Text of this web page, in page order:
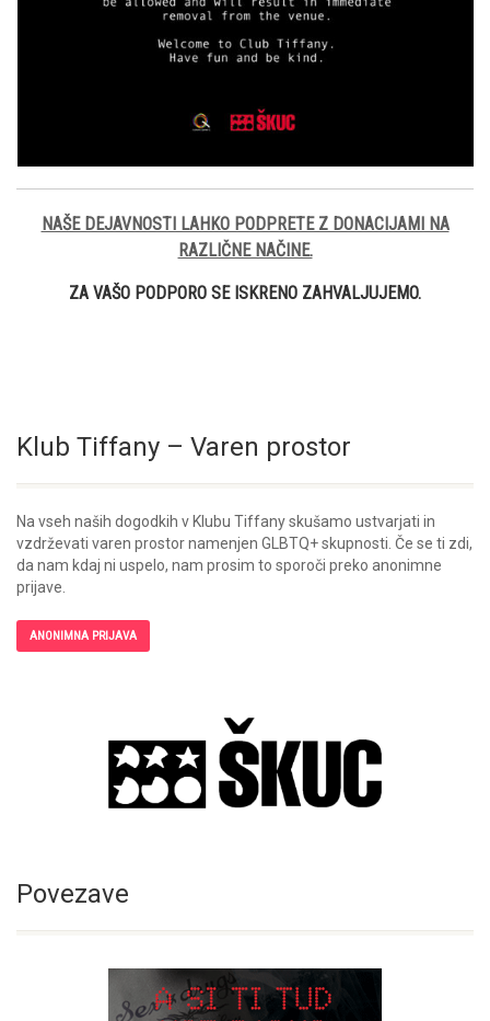
NAŠE DEJAVNOSTI LAHKO PODPRETE Z DONACIJAMI NA
RAZLIČNE NAČINE.
ZA VAŠO PODPORO SE ISKRENO ZAHVALJUJEMO.
Klub Tiffany – Varen prostor
Na vseh naših dogodkih v Klubu Tiffany skušamo ustvarjati in
vzdrževati varen prostor namenjen GLBTQ+ skupnosti. Če se ti zdi,
da nam kdaj ni uspelo, nam prosim to sporoči preko anonimne
prijave.
ANONIMNA PRIJAVA
Povezave